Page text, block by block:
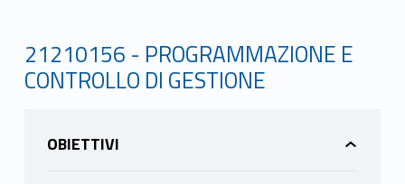
21210156 - PROGRAMMAZIONE E
CONTROLLO DI GESTIONE
OBIETTIVI